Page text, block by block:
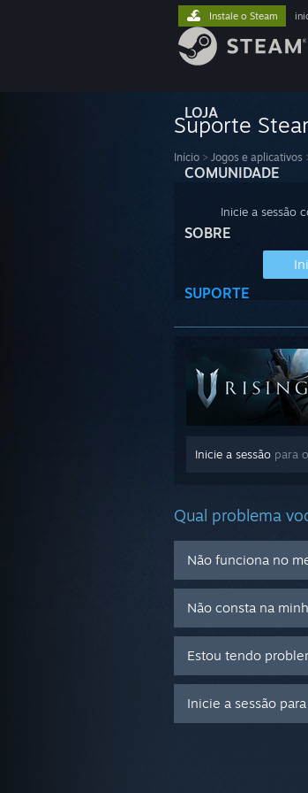
LOJA
COMUNIDADE
SOBRE
SUPORTE
Instale o Steam
Suporte
Início > Jogos e aplicativos
Inicie a sessão
Inicie a sessão para
Qual problema
Não funciona no
Não consta na
Estou tendo
Inicie a sessão